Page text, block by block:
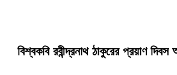
বিশ্বকবি রবীন্দ্রনাথ ঠাকুরের প্রয়াণ